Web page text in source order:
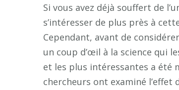
Si vous avez déjà souffert de
s’intéresser de plus près à
Cependant, avant de
un coup d’œil à la science qui
et les plus intéressantes a été
chercheurs ont examiné l’effet